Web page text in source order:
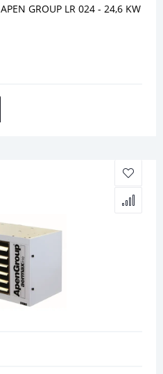
GROUP LR 024 - 24,6 KW